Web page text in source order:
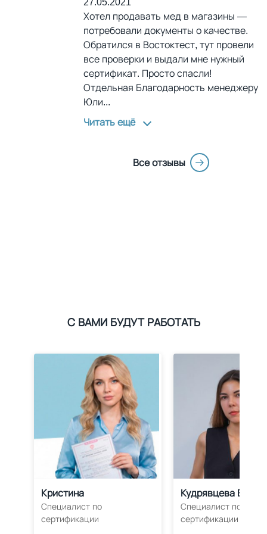
Хотел продавать мед в магазины —
потребовали документы о качестве.
Обратился в Востоктест, тут провели
все проверки и выдали мне нужный
сертификат. Просто спасли!
Отдельная Благодарность менеджеру
Юли...
Читать ещё
Все отзывы
С ВАМИ БУДУТ РАБОТАТЬ
Кристина
Специалист по
сертификации
Кудрявцева Влада
Специалист по
сертификации